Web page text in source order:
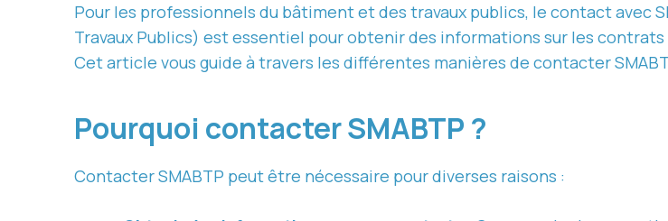
Pour les professionnels du bâtiment et des travaux publics, le contact avec
Travaux Publics) est essentiel pour obtenir des informations sur les
Cet article vous guide à travers les différentes manières de contacter
Pourquoi contacter SMABTP ?
Contacter SMABTP peut être nécessaire pour diverses raisons :